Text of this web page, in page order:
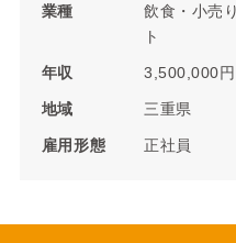
業種
飲食・小売
ト
年収 3,500,000
地域 三重県
雇用形態 正社員